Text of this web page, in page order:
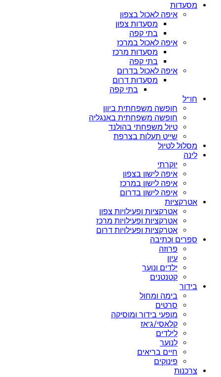
מסעדות
איפה לאכול בצפון
מסעדות צפון
בתי קפה
איפה לאכול במרכז
מסעדות מרכז
בתי קפה
איפה לאכול בדרום
מסעדות דרום
בתי קפה
חו”ל
חופשה משפחתית ביוון
חופשה משפחתית באנגליה
טיול משפחתי בהולנד
שייט תעלות בצרפת
מסלול לטיול
לינה
יוקרתי
איפה לישון בצפון
איפה לישון במרכז
איפה לישון בדרום
אטרקציות
אטרקציות ופעילויות צפון
אטרקציות ופעילויות מרכז
אטרקציות ופעילויות דרום
ספרים וכתיבה
פרוזה
עיון
ילדים ונוער
קטנטנים
בידור
בימה ומחול
סרטים
מופעי בידור ומוסיקה
קלאסי/ג’אז
לילדים
לנוער
חיים בריאים
פינוקים
צרכנות